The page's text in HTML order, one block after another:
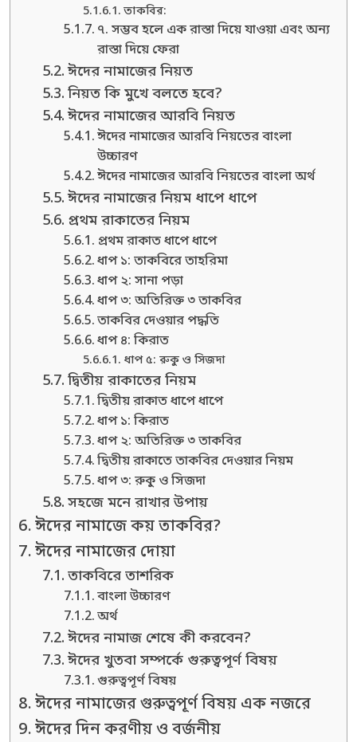
তাকবির:
৭. সম্ভব হলে এক রাস্তা দিয়ে যাওয়া এবং অন্য
রাস্তা দিয়ে ফেরা
ঈদের নামাজের নিয়ত
নিয়ত কি মুখে বলতে হবে?
ঈদের নামাজের আরবি নিয়ত
ঈদের নামাজের আরবি নিয়তের বাংলা
উচ্চারণ
ঈদের নামাজের আরবি নিয়তের বাংলা অর্থ
ঈদের নামাজের নিয়ম ধাপে ধাপে
প্রথম রাকাতের নিয়ম
প্রথম রাকাত ধাপে ধাপে
ধাপ ১: তাকবিরে তাহরিমা
ধাপ ২: সানা পড়া
ধাপ ৩: অতিরিক্ত ৩ তাকবির
তাকবির দেওয়ার পদ্ধতি
ধাপ ৪: কিরাত
ধাপ ৫: রুকু ও সিজদা
দ্বিতীয় রাকাতের নিয়ম
দ্বিতীয় রাকাত ধাপে ধাপে
ধাপ ১: কিরাত
ধাপ ২: অতিরিক্ত ৩ তাকবির
দ্বিতীয় রাকাতে তাকবির দেওয়ার নিয়ম
ধাপ ৩: রুকু ও সিজদা
সহজে মনে রাখার উপায়
ঈদের নামাজে কয় তাকবির?
ঈদের নামাজের দোয়া
তাকবিরে তাশরিক
বাংলা উচ্চারণ
অর্থ
ঈদের নামাজ শেষে কী করবেন?
ঈদের খুতবা সম্পর্কে গুরুত্বপূর্ণ বিষয়
গুরুত্বপূর্ণ বিষয়
ঈদের নামাজের গুরুত্বপূর্ণ বিষয় এক নজরে
ঈদের দিন করণীয় ও বর্জনীয়